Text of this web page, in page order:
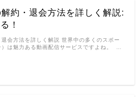
約・退会方法を詳しく解説:
！
会方法を詳しく解説 世界中の多くのスポー
は魅力ある動画配信サービスですよね。 …